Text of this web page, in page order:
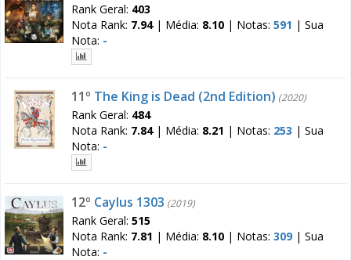
Rank Geral: 403
Nota Rank: 7.94| Média: 8.10 | Notas: 591 | Sua
Nota: -
11º The King is Dead (2nd Edition) (2020)
Rank Geral: 484
Nota Rank: 7.84| Média: 8.21 | Notas: 253 | Sua
Nota: -
12º Caylus 1303 (2019)
Rank Geral: 515
Nota Rank: 7.81 | Média: 8.10 | Notas: 309 | Sua
Nota: -